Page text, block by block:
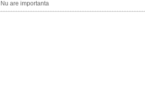
Nu are importanta